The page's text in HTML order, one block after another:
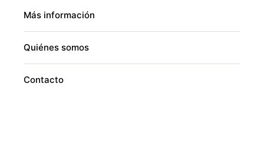
Más información
Quiénes somos
Contacto